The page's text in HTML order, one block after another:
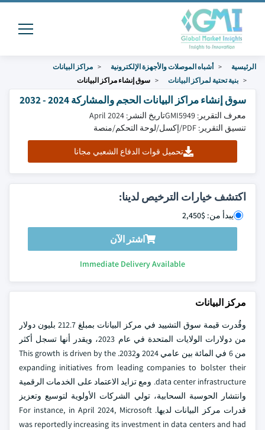
الرئيسية أشباه الموصلات والأجهزة الإلكترونية
مراكز البيانات
بنية تحتية لمراكز البيانات
سوق إنشاء مراكز البيانات
سوق إنشاء مراكز البيانات الحجم والمشاركة 2024 - 2032
معرف التقرير: GMI5949
تاريخ النشر: April 2024
تنسيق التقرير: PDF/إكسل/لوحة التحكم/منصة
تحميل قوات الدفاع الشعبي مجانا
اكتشف خيارات الترخيص لدينا:
يبدأ من: $2,450
اشتر الآن
Immediate Delivery Available
مركز البيانات
وقُدرت قيمة سوق التشييد في مركز البيانات بمبلغ 212.7 بليون دولار
من دولارات الولايات المتحدة في عام 2023، ويقدر أنها تسجل أكثر
من 6 في المائة بين عامي 2024 و2032. This growth is driven by the
expanding initiatives from leading companies to bolster their
data center infrastructure. ومع تزايد الاعتماد على الخدمات الرقمية
وانتشار الحوسبة السحابية، تولي الشركات الأولوية لتوسيع وتعزيز
قدرات مركز البيانات لديها. For instance, in April 2024, Microsoft
was reportedly increasing its investment in data centers and had